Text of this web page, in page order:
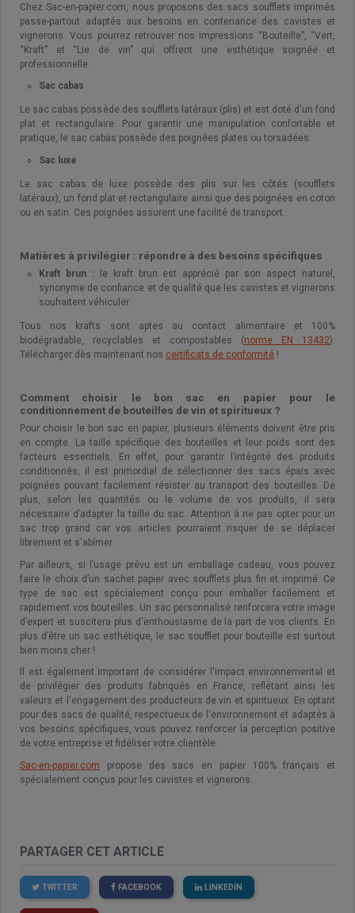
Chez Sac-en-papier.com, nous proposons des sacs soufflets imprimés
passe-partout adaptés aux besoins en contenance des cavistes et
vignerons. Vous pourrez retrouver nos impressions “Bouteille”, “Vert,
“Kraft” et “Lie de vin” qui offrent une esthétique soignée et
professionnelle.
Sac cabas
Le sac cabas possède des soufflets latéraux (plis) et est doté d'un fond
plat et rectangulaire. Pour garantir une manipulation confortable et
pratique, le sac cabas possède des poignées plates ou torsadées.
Sac luxe
Le sac cabas de luxe possède des plis sur les côtés (soufflets
latéraux), un fond plat et rectangulaire ainsi que des poignées en coton
ou en satin. Ces poignées assurent une facilité de transport.
Matières à privilégier : répondre à des besoins spécifiques
Kraft brun :le kraft brun est apprécié par son aspect naturel,
synonyme de confiance et de qualité que les cavistes et vignerons
souhaitent véhiculer.
Tous nos krafts sont aptes au contact alimentaire et 100%
biodégradable, recyclables et compostables (norme EN 13432).
Télécharger dès maintenant nos certificats de conformité !
Comment choisir le bon sac en papier pour le
conditionnement de bouteilles de vin et spiritueux ?
Pour choisir le bon sac en papier, plusieurs éléments doivent être pris
en compte. La taille spécifique des bouteilles et leur poids sont des
facteurs essentiels. En effet, pour garantir l’intégrité des produits
conditionnés, il est primordial de sélectionner des sacs épais avec
poignées pouvant facilement résister au transport des bouteilles. De
plus, selon les quantités ou le volume de vos produits, il sera
nécessaire d’adapter la taille du sac. Attention à ne pas opter pour un
sac trop grand car vos articles pourraient risquer de se déplacer
librement et s'abîmer.
Par ailleurs, si l’usage prévu est un emballage cadeau, vous pouvez
faire le choix d’un sachet papier avec soufflets plus fin et imprimé. Ce
type de sac est spécialement conçu pour emballer facilement et
rapidement vos bouteilles. Un sac personnalisé renforcera votre image
d’expert et suscitera plus d'enthousiasme de la part de vos clients. En
plus d’être un sac esthétique, le sac soufflet pour bouteille est surtout
bien moins cher !
Il est également important de considérer l'impact environnemental et
de privilégier des produits fabriqués en France, reflétant ainsi les
valeurs et l'engagement des producteurs de vin et spiritueux. En optant
pour des sacs de qualité, respectueux de l'environnement et adaptés à
vos besoins spécifiques, vous pouvez renforcer la perception positive
de votre entreprise et fidéliser votre clientèle.
Sac-en-papier.com propose des sacs en papier 100% français et
spécialement conçus pour les cavistes et vignerons.
PARTAGER CET ARTICLE
TWITTER FACEBOOK LINKEDIN